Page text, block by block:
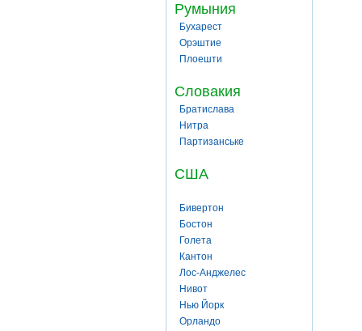
Румыния
Бухарест
Орэштие
Плоешти
Словакия
Братислава
Нитра
Партизанське
США
Бивертон
Бостон
Голета
Кантон
Лос-Анджелес
Нивот
Нью Йорк
Орландо